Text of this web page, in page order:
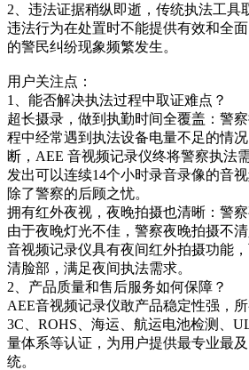
2、违法证据稍纵即逝，传统执法工具
违法行为在处置时不能提供有效和全
的警民纠纷现象频繁发生。
用户关注点：
1、能否解决执法过程中取证难点？
超长摄录，做到执勤时间全覆盖：警察
程中经常遇到执法设备电量不足的情
断，AEE 音视频记录仪终将警察执法
发出可以连续14个小时录音录像的音
除了警察的后顾之忧。
拥有红外夜视，夜晚拍摄也清晰： 警察
由于夜晚灯光不佳， 警察夜晚拍摄不
音视频记录仪具有夜间红外拍摄功能
清脸部，满足夜间执法需求。
2、产品质量和售后服务如何保障？
AEE音视频记录仪敢产品稳定性强，
3C、ROHS、海运、航运电池检测、
量体系等认证 ，为用户提供最专业最
统。